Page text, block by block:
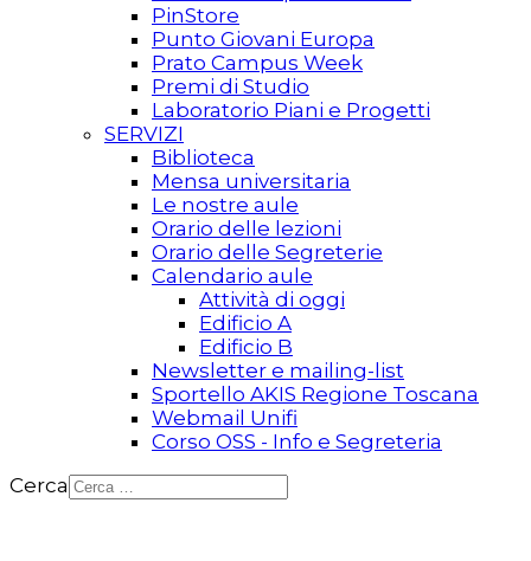
PinStore
Punto Giovani Europa
Prato Campus Week
Premi di Studio
Laboratorio Piani e Progetti
SERVIZI
Biblioteca
Mensa universitaria
Le nostre aule
Orario delle lezioni
Orario delle Segreterie
Calendario aule
Attività di oggi
Edificio A
Edificio B
Newsletter e mailing-list
Sportello AKIS Regione Toscana
Webmail Unifi
Corso OSS - Info e Segreteria
Cerca